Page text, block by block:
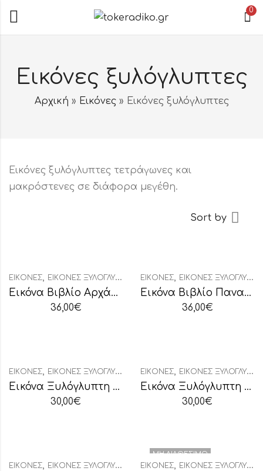
0
Εικόνες ξυλόγλυπτες
Αρχική » Εικόνες» Εικόνες ξυλόγλυπτες
Εικόνες ξυλόγλυπτες τετράγωνες και
μακρόστενες σε διάφορα μεγέθη.
Sort by
ΕΙΚΌΝΕΣ, ΕΙΚΌΝΕΣ ΞΥΛΌΓΛΥΠΤΕΣ
Εικόνα Βιβλίο Αρχάγγελοι Μιχαήλ-Γαβριήλ
36,00€
ΕΙΚΌΝΕΣ, ΕΙΚΌΝΕΣ ΞΥΛΌΓΛΥΠΤΕΣ
Εικόνα Βιβλίο Παναγία Γλυκοφιλούσα-Χριστός
36,00€
ΕΙΚΌΝΕΣ, ΕΙΚΌΝΕΣ ΞΥΛΌΓΛΥΠΤΕΣ
Εικόνα Ξυλόγλυπτη “Αγία Αικατερίνη”
30,00€
ΕΙΚΌΝΕΣ, ΕΙΚΌΝΕΣ ΞΥΛΌΓΛΥΠΤΕΣ
Εικόνα Ξυλόγλυπτη “Αγία Βαρβάρα”
30,00€
ΕΙΚΌΝΕΣ, ΕΙΚΌΝΕΣ ΞΥΛΌΓΛΥΠΤΕΣ
ΜΗ ΔΙΑΘΈΣΙΜΟ
ΕΙΚΌΝΕΣ, ΕΙΚΌΝΕΣ ΞΥΛΌΓΛΥΠΤΕΣ